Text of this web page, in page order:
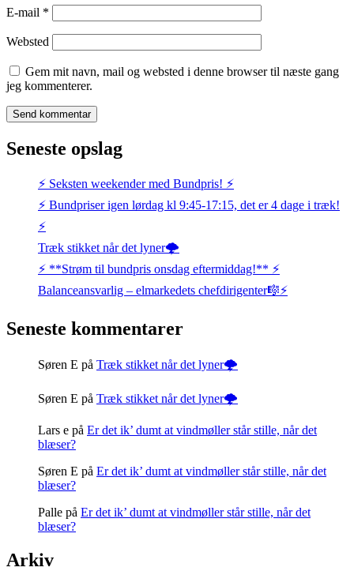
E-mail *
Websted
Gem mit navn, mail og websted i denne browser til næste gang
jeg kommenterer.
Seneste opslag
⚡️ Seksten weekender med Bundpris! ⚡️
⚡️ Bundpriser igen lørdag kl 9:45-17:15, det er 4 dage i træk!
⚡️
Træk stikket når det lyner🌩️
⚡️ **Strøm til bundpris onsdag eftermiddag!** ⚡️
Balanceansvarlig – elmarkedets chefdirigenter🎼⚡
Seneste kommentarer
Søren E på Træk stikket når det lyner🌩️
Søren E på Træk stikket når det lyner🌩️
Lars e på Er det ik’ dumt at vindmøller står stille, når det
blæser?
Søren E på Er det ik’ dumt at vindmøller står stille, når det
blæser?
Palle på Er det ik’ dumt at vindmøller står stille, når det
blæser?
Arkiv